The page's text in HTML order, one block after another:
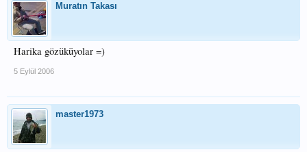
Muratın Takası
Harika gözüküyolar =)
5 Eylül 2006
master1973